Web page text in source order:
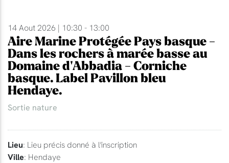
14 Aout 2026 | 10:30 - 13:00
Aire Marine Protégée Pays basque -
Dans les rochers à marée basse au
Domaine d'Abbadia - Corniche
basque. Label Pavillon bleu
Hendaye.
Sortie nature
Lieu: Lieu précis donné à l'inscription
Ville: Hendaye